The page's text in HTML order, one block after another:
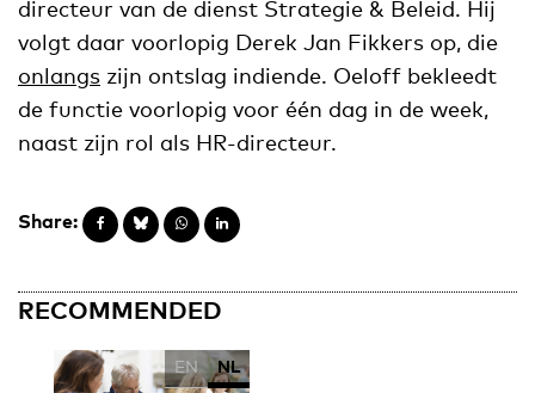
directeur van de dienst Strategie & Beleid. Hij
volgt daar voorlopig Derek Jan Fikkers op, die
onlangs zijn ontslag indiende. Oeloff bekleedt
de functie voorlopig voor één dag in de week,
naast zijn rol als HR-directeur.
Share:
RECOMMENDED
EN NL